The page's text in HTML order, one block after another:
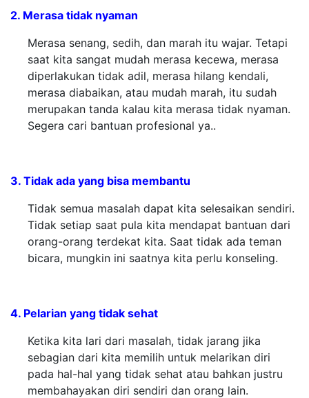
2. Merasa tidak nyaman
Merasa senang, sedih, dan marah itu wajar. Tetapi
saat kita sangat mudah merasa kecewa, merasa
diperlakukan tidak adil, merasa hilang kendali,
merasa diabaikan, atau mudah marah, itu sudah
merupakan tanda kalau kita merasa tidak nyaman.
Segera cari bantuan profesional ya..
3. Tidak ada yang bisa membantu
Tidak semua masalah dapat kita selesaikan sendiri.
Tidak setiap saat pula kita mendapat bantuan dari
orang-orang terdekat kita. Saat tidak ada teman
bicara, mungkin ini saatnya kita perlu konseling.
4. Pelarian yang tidak sehat
Ketika kita lari dari masalah, tidak jarang jika
sebagian dari kita memilih untuk melarikan diri
pada hal-hal yang tidak sehat atau bahkan justru
membahayakan diri sendiri dan orang lain.